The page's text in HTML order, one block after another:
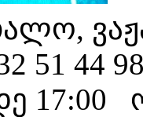
51 44
17:00